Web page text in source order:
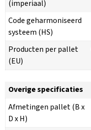
(imperiaal)
Code geharmoniseerd
systeem (HS)
Producten per pallet
(EU)
Overige specificaties
Afmetingen pallet (B x
D x H)